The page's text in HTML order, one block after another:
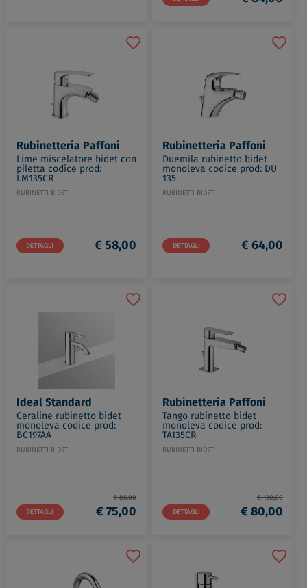
Rubinetteria Paffoni
Lime miscelatore bidet con
piletta codice prod:
LM135CR
RUBINETTI BIDET
DETTAGLI € 58,00
Rubinetteria Paffoni
Duemila rubinetto bidet
monoleva codice prod: DU
135
RUBINETTI BIDET
DETTAGLI € 64,00
Ideal Standard
Ceraline rubinetto bidet
monoleva codice prod:
BC197AA
RUBINETTI BIDET
DETTAGLI
€ 86,00
€ 75,00
Rubinetteria Paffoni
Tango rubinetto bidet
monoleva codice prod:
TA135CR
RUBINETTI BIDET
DETTAGLI
€ 130,00
€ 80,00